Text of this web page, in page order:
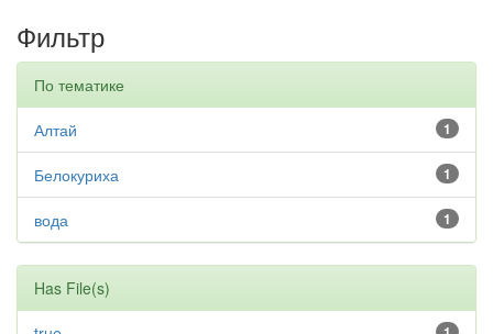
Фильтр
По тематике
1
Алтай
1
Белокуриха
1
вода
Has File(s)